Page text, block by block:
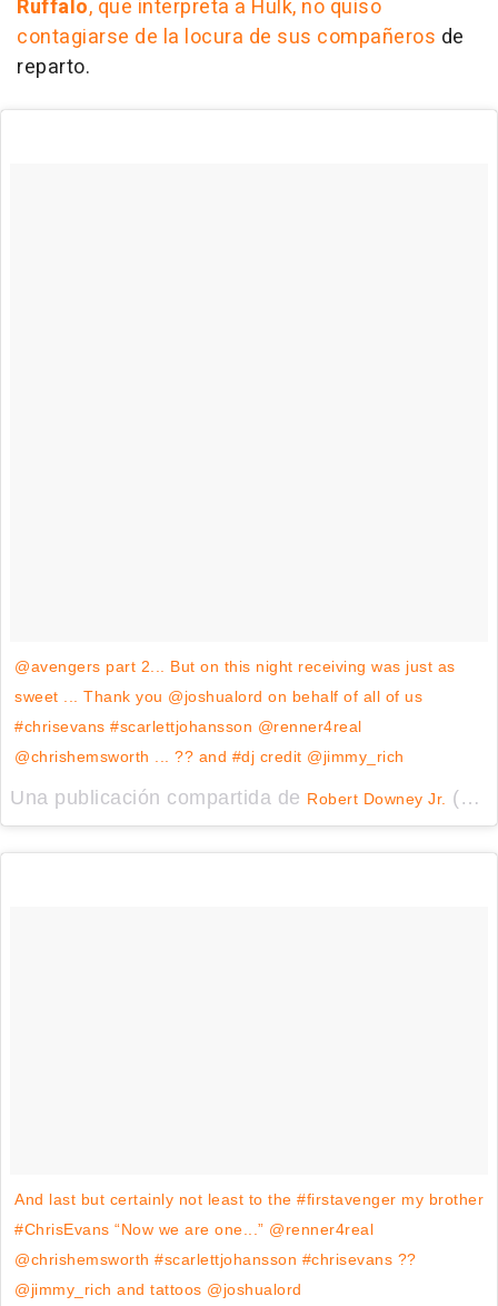
Ruffalo, que interpreta a Hulk, no quiso
contagiarse de la locura de sus compañeros de
reparto.
@avengers part 2... But on this night receiving was just as
sweet ... Thank you @joshualord on behalf of all of us
#chrisevans #scarlettjohansson @renner4real
@chrishemsworth ... ?? and #dj credit @jimmy_rich
Una publicación compartida de Robert Downey Jr. (@robertdowneyjr) el
And last but certainly not least to the #firstavenger my brother
#ChrisEvans “Now we are one...” @renner4real
@chrishemsworth #scarlettjohansson #chrisevans ??
@jimmy_rich and tattoos @joshualord